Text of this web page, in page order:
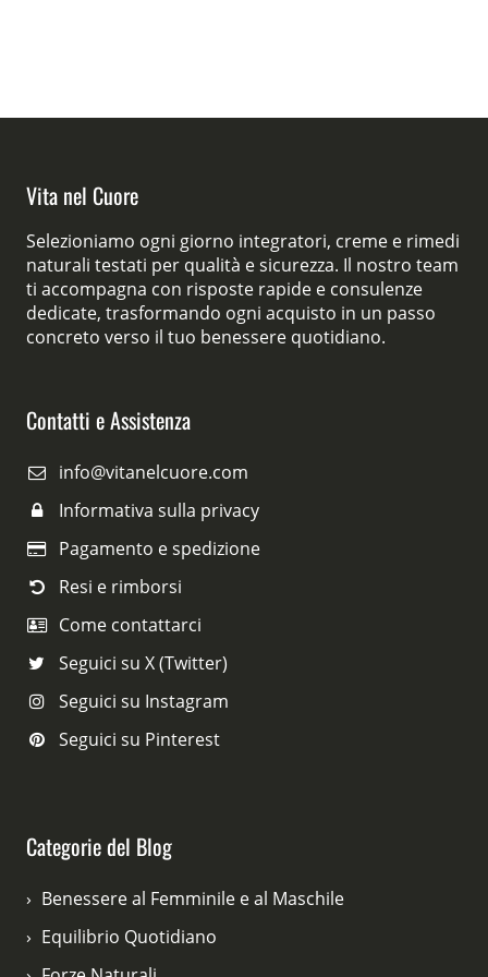
Vita nel Cuore
Selezioniamo ogni giorno integratori, creme e rimedi
naturali testati per qualità e sicurezza. Il nostro team
ti accompagna con risposte rapide e consulenze
dedicate, trasformando ogni acquisto in un passo
concreto verso il tuo benessere quotidiano.
Contatti e Assistenza
info@vitanelcuore.com
Informativa sulla privacy
Pagamento e spedizione
Resi e rimborsi
Come contattarci
Seguici su X (Twitter)
Seguici su Instagram
Seguici su Pinterest
Categorie del Blog
Benessere al Femminile e al Maschile
Equilibrio Quotidiano